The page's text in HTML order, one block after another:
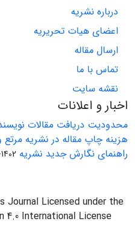
درباره نشریه
اعضای هیات تحریریه
ارسال مقاله
تماس با ما
نقشه سایت
اخبار و اعلانات
محدودیت دریافت مقالات
هزینه چاپ مقاله در نشریه مرتع
راهنمای نگارش جدید نشریه 1402-04-22
Journal Licensed under the
4.0 International License